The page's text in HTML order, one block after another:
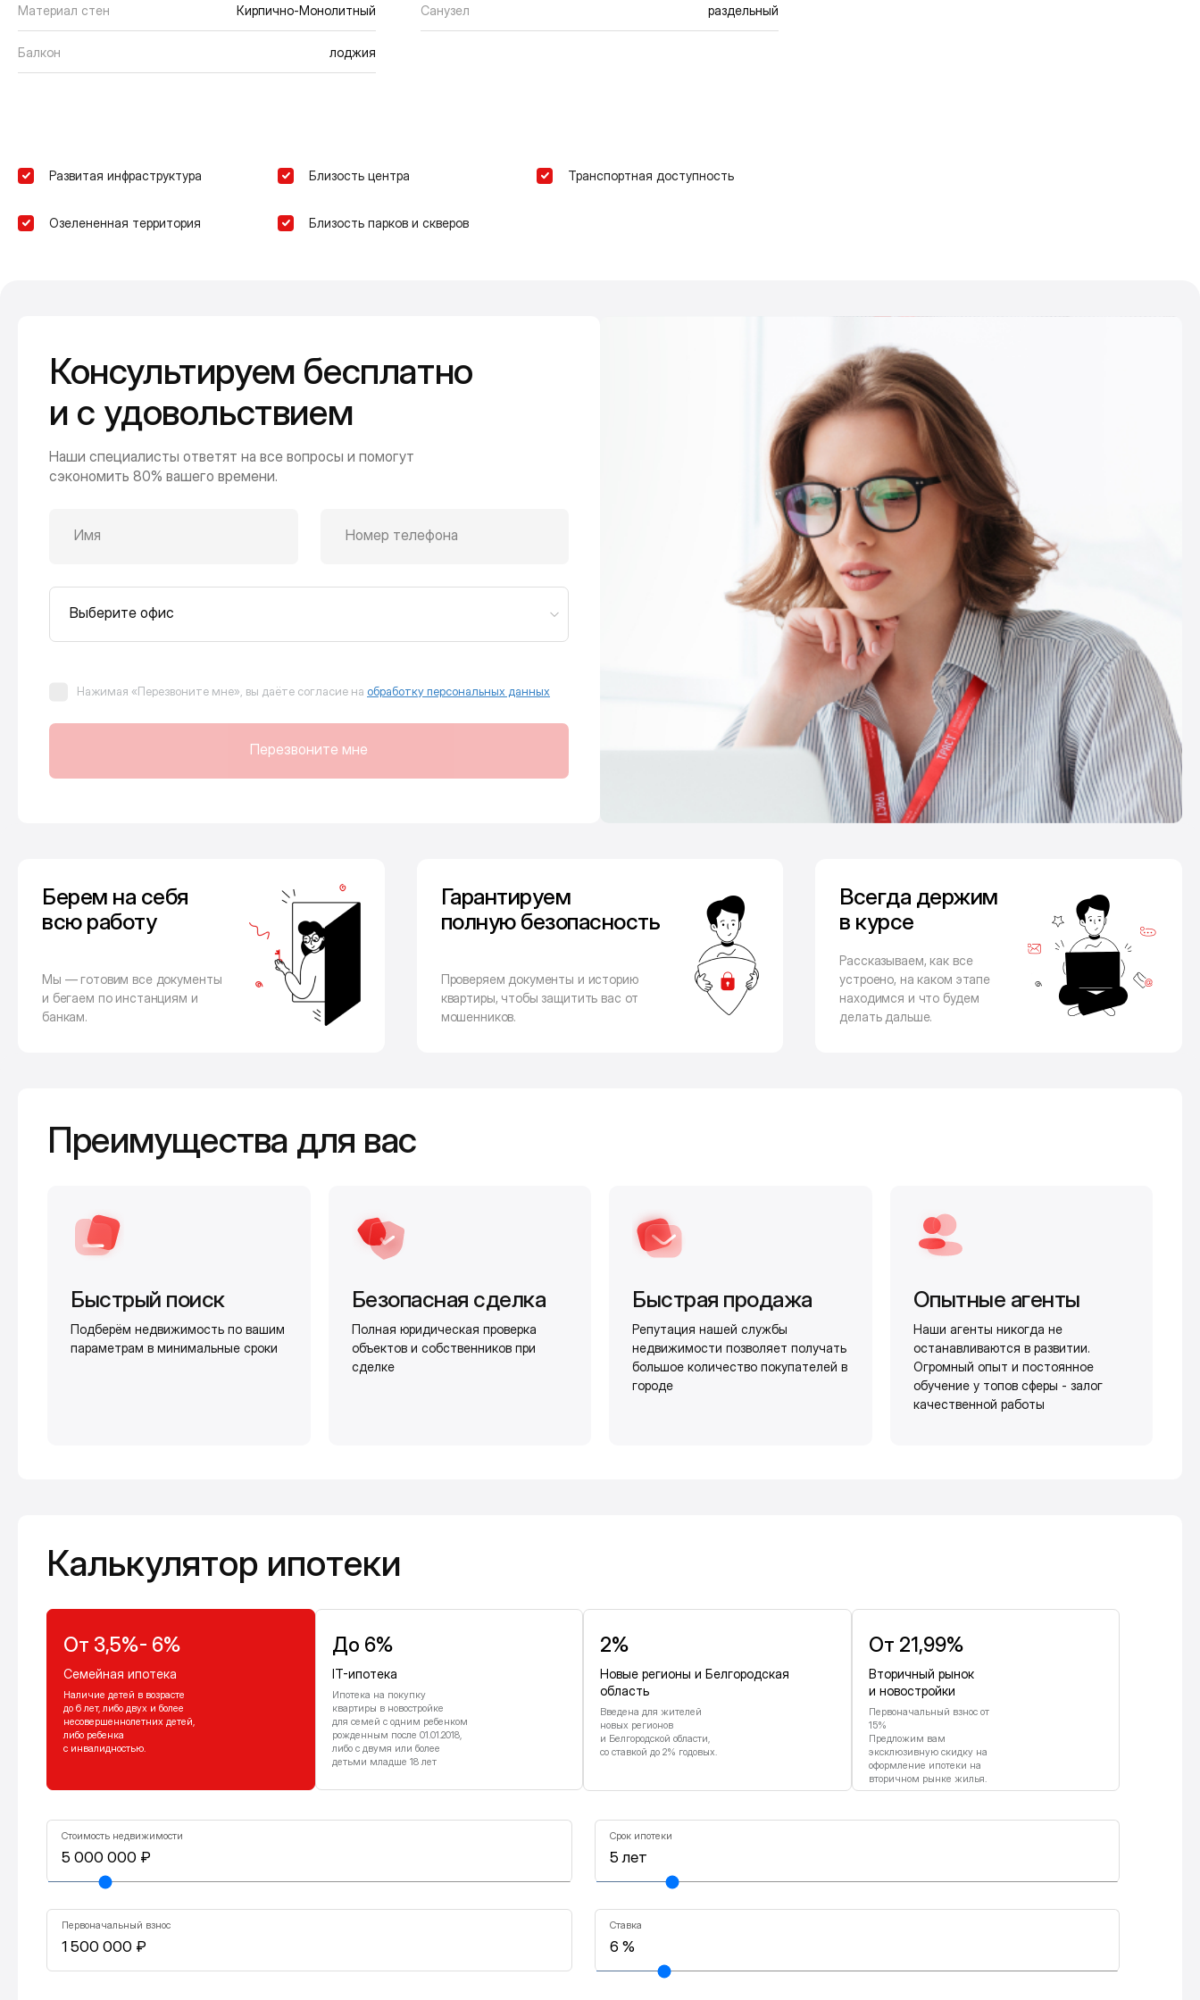
Материал стен Кирпично-Монолитный Санузел раздельный
Балкон лоджия
Развитая инфраструктура Близость центра Транспортная доступность
Озелененная территория Близость парков и скверов
Консультируем бесплатно
и с удовольствием
Наши специалисты ответят на все вопросы и помогут
сэкономить 80% вашего времени.
Имя Номер телефона
Выберите офис
Нажимая «Перезвоните мне», вы даёте согласие на обработку персональных данных
Перезвоните мне
Берем на себя
всю работу
Мы — готовим все документы
и бегаем по инстанциям и
банкам.
Гарантируем
полную безопасность
Проверяем документы и историю
квартиры, чтобы защитить вас от
мошенников.
Всегда держим
в курсе
Рассказываем, как все
устроено, на каком этапе
находимся и что будем
делать дальше.
Преимущества для вас
Быстрый поиск
Подберём недвижимость по вашим
параметрам в минимальные сроки
Безопасная сделка
Полная юридическая проверка
объектов и собственников при
сделке
Быстрая продажа
Репутация нашей службы
недвижимости позволяет получать
большое количество покупателей в
городе
Опытные агенты
Наши агенты никогда не
останавливаются в развитии.
Огромный опыт и постоянное
обучение у топов сферы - залог
качественной работы
Калькулятор ипотеки
От 3,5%- 6%
Семейная ипотека
Наличие детей в возрасте
до 6 лет, либо двух и более
несовершеннолетних детей,
либо ребенка
с инвалидностью.
До 6%
IT-ипотека
Ипотека на покупку
квартиры в новостройке
для семей с одним ребенком
рожденным после 01.01.2018,
либо с двумя или более
детьми младше 18 лет
2%
Новые регионы и Белгородская
область
Введена для жителей
новых регионов
и Белгородской области,
со ставкой до 2% годовых.
От 21,99%
Вторичный рынок
и новостройки
Первоначальный взнос от
15%
Предложим вам
эксклюзивную скидку на
оформление ипотеки на
вторичном рынке жилья.
Стоимость недвижимости Срок ипотеки
Первоначальный взнос Ставка